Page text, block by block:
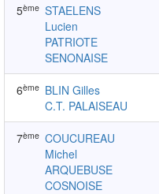
5ème STAELENS
Lucien
PATRIOTE
SENONAISE
6ème BLIN Gilles
C.T. PALAISEAU
7ème COUCUREAU
Michel
ARQUEBUSE
COSNOISE